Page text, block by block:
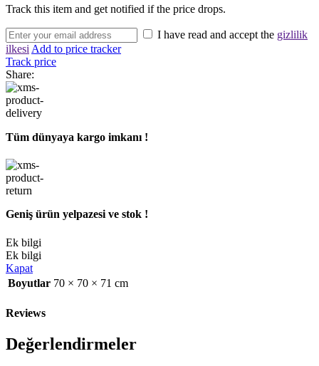
Track this item and get notified if the price drops.
I have read and accept the gizlilik
ilkesiAdd to price tracker
Track price
Share:
Tüm dünyaya kargo imkanı !
Geniş ürün yelpazesi ve stok !
Ek bilgi
Ek bilgi
Kapat
Boyutlar 70 × 70 × 71 cm
Reviews
Değerlendirmeler